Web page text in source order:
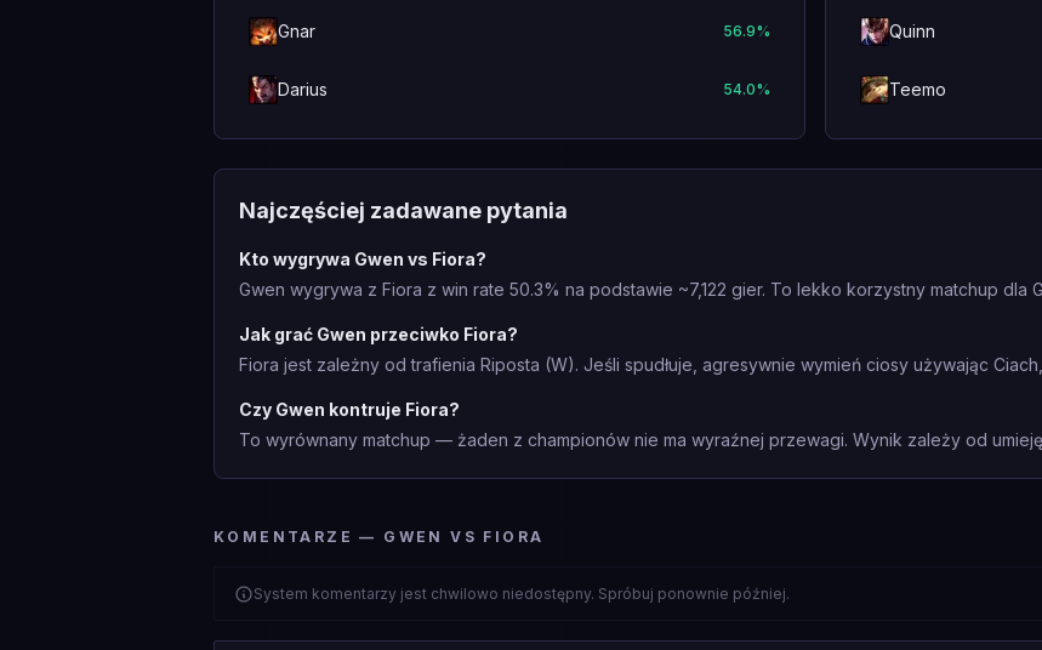
Gnar 56.9%
Darius 54.0%
Quinn
Teemo
Najczęściej zadawane pytania
Kto wygrywa Gwen vs Fiora?
Gwen wygrywa z Fiora z win rate 50.3% na podstawie ~7,122 gier. To lekko korzystny matchup dla
Jak grać Gwen przeciwko Fiora?
Fiora jest zależny od trafienia Riposta (W). Jeśli spudłuje, agresywnie wymień ciosy używając
Czy Gwen kontruje Fiora?
To wyrównany matchup — żaden z championów nie ma wyraźnej przewagi. Wynik zależy od
KOMENTARZE — GWEN VS FIORA
System komentarzy jest chwilowo niedostępny. Spróbuj ponownie później.